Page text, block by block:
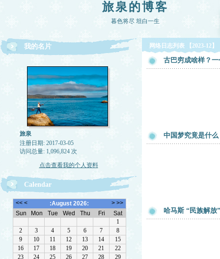
旅泉的博客
暮色将尽 坦白一生
我的名片
旅泉
注册日期: 2017-03-05
访问总量: 1,096,824 次
点击查看我的个人资料
Calendar
网络日志列表 【2023-12】
古巴穷成啥样？
中国梦究竟是什么
哈马斯 “民族解放